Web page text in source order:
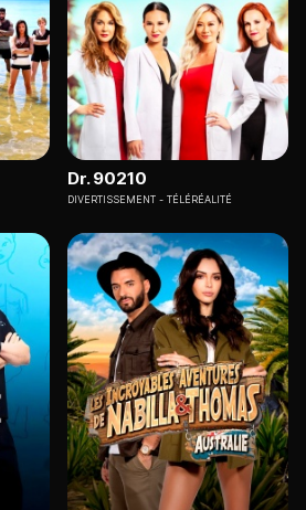
Dr. 90210
DIVERTISSEMENT TÉLÉRÉALITÉ